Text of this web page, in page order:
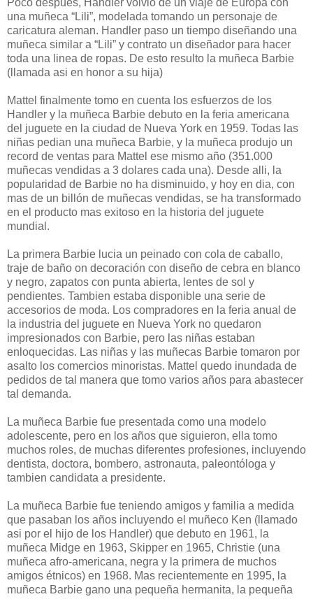
Poco después, Handler volvio de un viaje de Europa con
una muñeca “Lili”, modelada tomando un personaje de
caricatura aleman. Handler paso un tiempo diseñando una
muñeca similar a “Lili” y contrato un diseñador para hacer
toda una linea de ropas. De esto resulto la muñeca Barbie
(llamada asi en honor a su hija)
Mattel finalmente tomo en cuenta los esfuerzos de los
Handler y la muñeca Barbie debuto en la feria americana
del juguete en la ciudad de Nueva York en 1959. Todas las
niñas pedian una muñeca Barbie, y la muñeca produjo un
record de ventas para Mattel ese mismo año (351.000
muñecas vendidas a 3 dolares cada una). Desde alli, la
popularidad de Barbie no ha disminuido, y hoy en dia, con
mas de un billón de muñecas vendidas, se ha transformado
en el producto mas exitoso en la historia del juguete
mundial.
La primera Barbie lucia un peinado con cola de caballo,
traje de baño on decoración con diseño de cebra en blanco
y negro, zapatos con punta abierta, lentes de sol y
pendientes. Tambien estaba disponible una serie de
accesorios de moda. Los compradores en la feria anual de
la industria del juguete en Nueva York no quedaron
impresionados con Barbie, pero las niñas estaban
enloquecidas. Las niñas y las muñecas Barbie tomaron por
asalto los comercios minoristas. Mattel quedo inundada de
pedidos de tal manera que tomo varios años para abastecer
tal demanda.
La muñeca Barbie fue presentada como una modelo
adolescente, pero en los años que siguieron, ella tomo
muchos roles, de muchas diferentes profesiones, incluyendo
dentista, doctora, bombero, astronauta, paleontóloga y
tambien candidata a presidente.
La muñeca Barbie fue teniendo amigos y familia a medida
que pasaban los años incluyendo el muñeco Ken (llamado
asi por el hijo de los Handler) que debuto en 1961, la
muñeca Midge en 1963, Skipper en 1965, Christie (una
muñeca afro-americana, negra y la primera de muchos
amigos étnicos) en 1968. Mas recientemente en 1995, la
muñeca Barbie gano una pequeña hermanita, la pequeña